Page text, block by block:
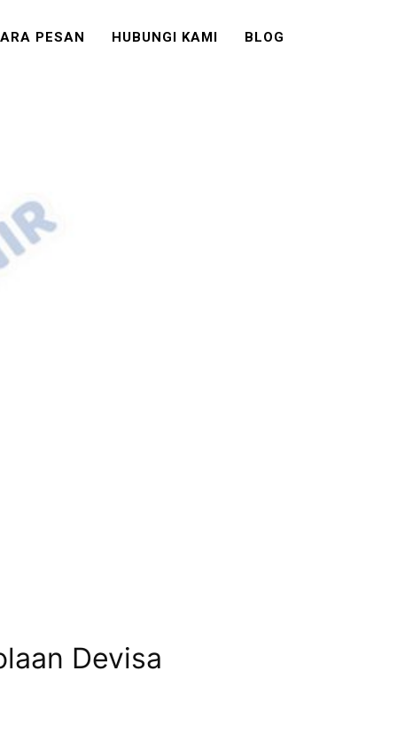
PESAN HUBUNGI KAMI BLOG
Devisa